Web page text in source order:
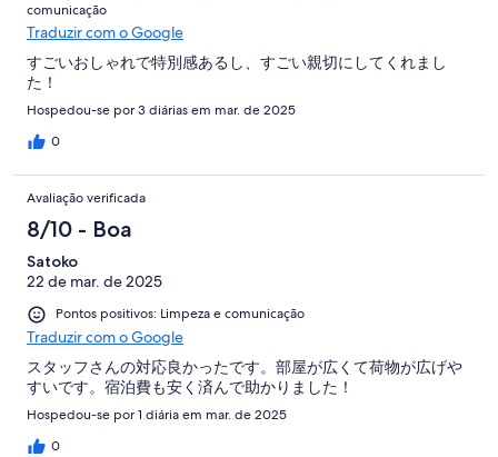
comunicação
Traduzir com o Google
すごいおしゃれで特別感あるし、すごい親切にしてくれまし
た！
Hospedou-se por 3 diárias em mar. de 2025
0
Avaliação verificada
8/10 - Boa
Satoko
22 de mar. de 2025
Pontos positivos: Limpeza e comunicação
Traduzir com o Google
スタッフさんの対応良かったです。部屋が広くて荷物が広げや
すいです。宿泊費も安く済んで助かりました！
Hospedou-se por 1 diária em mar. de 2025
0